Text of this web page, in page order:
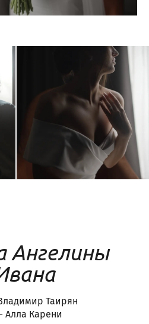
Ангелины
Таирян
Алла Карени